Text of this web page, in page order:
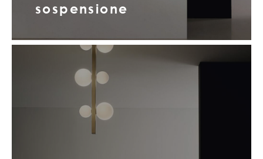
sospensione